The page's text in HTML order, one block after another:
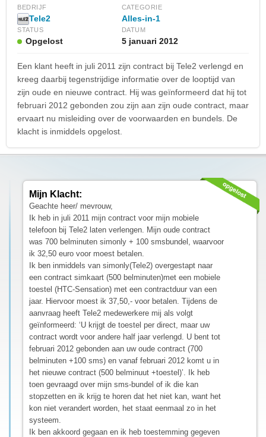
BEDRIJF
Tele2
CATEGORIE
Alles-in-1
STATUS
Opgelost
DATUM
5 januari 2012
Een klant heeft in juli 2011 zijn contract bij Tele2 verlengd en
kreeg daarbij tegenstrijdige informatie over de looptijd van
zijn oude en nieuwe contract. Hij was geïnformeerd dat hij tot
februari 2012 gebonden zou zijn aan zijn oude contract, maar
ervaart nu misleiding over de voorwaarden en bundels. De
klacht is inmiddels opgelost.
Mijn Klacht:
Geachte heer/ mevrouw,
Ik heb in juli 2011 mijn contract voor mijn mobiele
telefoon bij Tele2 laten verlengen. Mijn oude contract
was 700 belminuten simonly + 100 smsbundel, waarvoor
ik 32,50 euro voor moest betalen.
Ik ben inmiddels van simonly(Tele2) overgestapt naar
een contract simkaart (500 belminuten)met een mobiele
toestel (HTC-Sensation) met een contractduur van een
jaar. Hiervoor moest ik 37,50,- voor betalen. Tijdens de
aanvraag heeft Tele2 medewerkere mij als volgt
geïnformeerd: ‘U krijgt de toestel per direct, maar uw
contract wordt voor andere half jaar verlengd. U bent tot
februari 2012 gebonden aan uw oude contract (700
belminuten +100 sms) en vanaf februari 2012 komt u in
het nieuwe contract (500 belminuut +toestel)’. Ik heb
toen gevraagd over mijn sms-bundel of ik die kan
stopzetten en ik krijg te horen dat het niet kan, want het
kon niet verandert worden, het staat eenmaal zo in het
systeem.
Ik ben akkoord gegaan en ik heb toestemming gegeven